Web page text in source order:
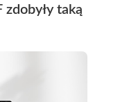
zdobyły taką